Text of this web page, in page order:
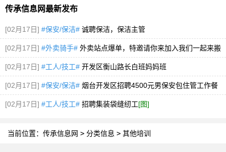
传承信息网最新发布
[02月17日] #保安/保洁# 诚聘保洁，保洁主管
[02月17日] #外卖骑手# 外卖站点爆单，特邀请你来加入我们一起来搬
金砖!
[02月17日] #工人/技工# 开发区衡山路长白班妈妈班
[02月17日] #保安/保洁# 烟台开发区招聘4500元男保安包住管工作餐
[02月17日] #工人/技工# 招聘集装袋缝纫工[图]
当前位置： 传承信息网 > 分类信息 > 其他培训